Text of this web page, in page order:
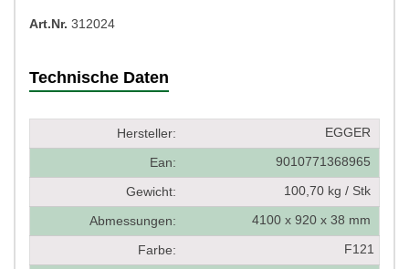
Art.Nr. 312024
Technische Daten
Hersteller: EGGER
Ean: 9010771368965
Gewicht: 100,70 kg / Stk
Abmessungen: 4100 x 920 x 38 mm
Farbe: F121